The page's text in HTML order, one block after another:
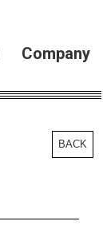
Company
BACK